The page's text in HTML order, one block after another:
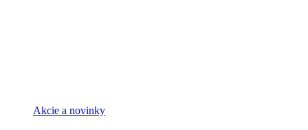
Akcie a novinky